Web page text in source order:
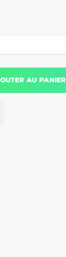
au panier